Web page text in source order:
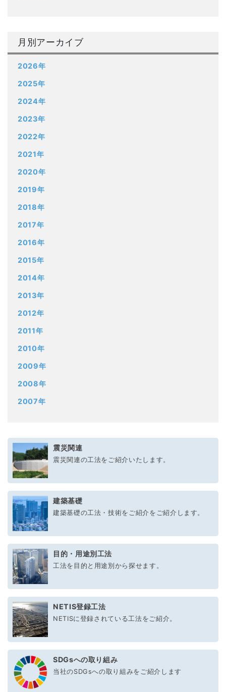
月別アーカイブ
2026年
2025年
2024年
2023年
2022年
2021年
2020年
2019年
2018年
2017年
2016年
2015年
2014年
2013年
2012年
2011年
2010年
2009年
2008年
2007年
震災関連
震災関連の工法をご紹介いたします。
建築基礎
建築基礎の工法・技術をご紹介をご紹介します。
目的・用途別工法
工法を目的と用途別から探せます。
NETIS登録工法
NETISに登録されている工法をご紹介。
SDGsへの取り組み
当社のSDGsへの取り組みをご紹介します